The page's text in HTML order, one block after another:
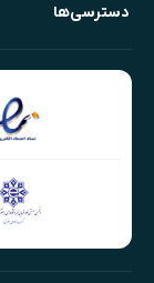
دسترسی‌ها